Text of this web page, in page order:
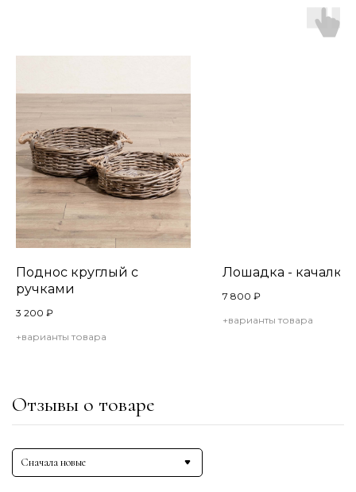
Поднос круглый с
ручками
3 200 ₽
+варианты товара
Лошадка - качалка
7 800 ₽
+варианты товара
Отзывы о товаре
Сначала новые